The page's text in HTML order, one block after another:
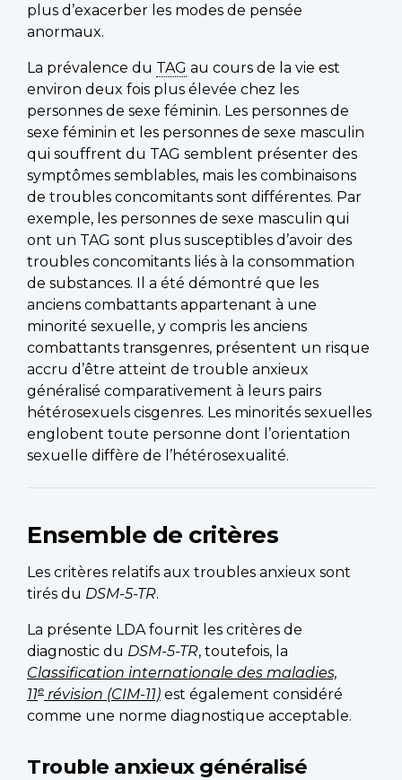
plus d’exacerber les modes de pensée
anormaux.
La prévalence du TAG au cours de la vie est
environ deux fois plus élevée chez les
personnes de sexe féminin. Les personnes de
sexe féminin et les personnes de sexe masculin
qui souffrent du TAG semblent présenter des
symptômes semblables, mais les combinaisons
de troubles concomitants sont différentes. Par
exemple, les personnes de sexe masculin qui
ont un TAG sont plus susceptibles d’avoir des
troubles concomitants liés à la consommation
de substances. Il a été démontré que les
anciens combattants appartenant à une
minorité sexuelle, y compris les anciens
combattants transgenres, présentent un risque
accru d’être atteint de trouble anxieux
généralisé comparativement à leurs pairs
hétérosexuels cisgenres. Les minorités sexuelles
englobent toute personne dont l’orientation
sexuelle diffère de l’hétérosexualité.
Ensemble de critères
Les critères relatifs aux troubles anxieux sont
tirés du DSM-5-TR.
La présente LDA fournit les critères de
diagnostic du DSM-5-TR, toutefois, la
Classification internationale des maladies,
11e révision (CIM-11) est également considéré
comme une norme diagnostique acceptable.
Trouble anxieux généralisé